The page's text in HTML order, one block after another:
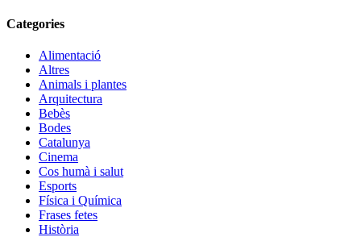
Categories
Alimentació
Altres
Animals i plantes
Arquitectura
Bebès
Bodes
Catalunya
Cinema
Cos humà i salut
Esports
Física i Química
Frases fetes
Història